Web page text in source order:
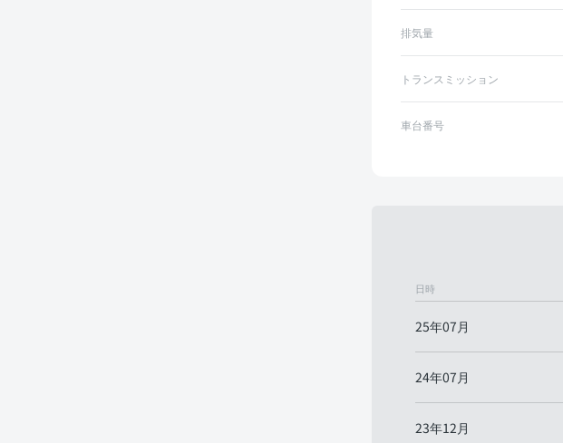
排気量
トランスミッション
車台番号
日時
25年07月
24年07月
23年12月